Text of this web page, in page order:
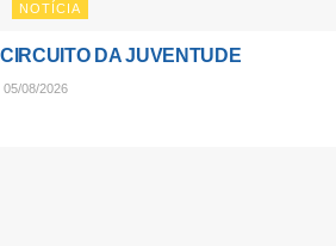
NOTÍCIA
CIRCUITO DA JUVENTUDE
05/08/2026